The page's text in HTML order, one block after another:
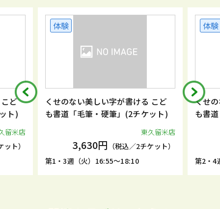
ど
ト)
留米店
ト）
体験
くせのない美しい字が書ける こど
も書道「毛筆・硬筆」(2チケット)
東久留米店
3,630円 （税込／2チケット）
第1・3週（火）16:55～18:10
体験
くせ
も書
第2・4